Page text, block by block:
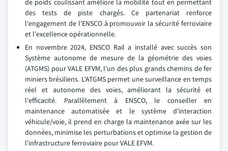
de poids coulissant améliore la mobilité tout en permettant
des tests de piste chargés. Ce partenariat renforce
l'engagement de l'ENSCO à promouvoir la sécurité ferroviaire
et l'excellence opérationnelle.
En novembre 2024, ENSCO Rail a installé avec succès son
Système autonome de mesure de la géométrie des voies
(ATGMS) pour VALE EFVM, l'un des plus grands chemins de fer
miniers brésiliens. L'ATGMS permet une surveillance en temps
réel et autonome des voies, améliorant la sécurité et
l'efficacité. Parallèlement à ENSCO, le conseiller en
maintenance automatisée et le système d'interaction
véhicule/voie, il prend en charge la maintenance axée sur les
données, minimise les perturbations et optimise la gestion de
l'infrastructure ferroviaire pour VALE EFVM.